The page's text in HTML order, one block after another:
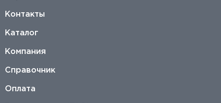
Контакты
Каталог
Компания
Справочник
Оплата